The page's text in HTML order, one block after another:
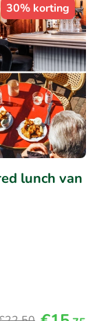
30% korting
lunch van